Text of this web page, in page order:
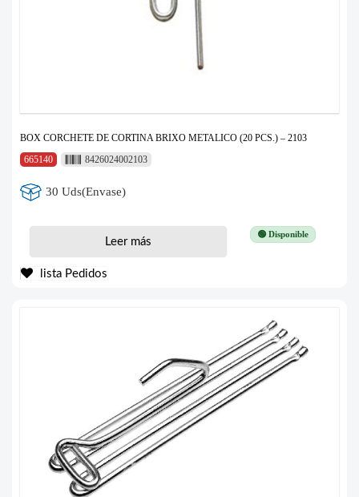
BOX CORCHETE DE CORTINA BRIXO METALICO (20 PCS.) – 2103
665140
8426024002103
30 Uds(Envase)
🟢 Disponible
Leer más
lista Pedidos